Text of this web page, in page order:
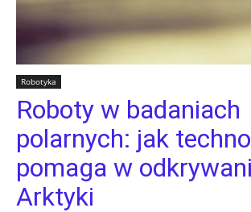
Robotyka
Roboty w badaniach
polarnych: jak
pomaga w
Arktyki